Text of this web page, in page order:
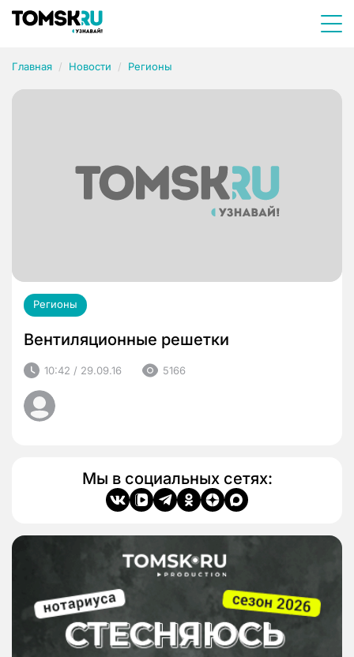
Главная Новости Регионы
Регионы
Вентиляционные решетки
10:42 / 29.09.16 5166
Мы в социальных сетях: